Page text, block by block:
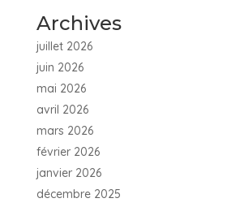
Archives
juillet 2026
juin 2026
mai 2026
avril 2026
mars 2026
février 2026
janvier 2026
décembre 2025